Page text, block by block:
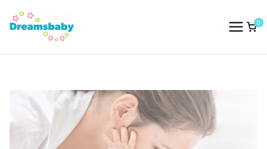
para
conteúdo
Dreams Baby
0